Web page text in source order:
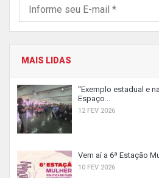
MAIS LIDAS
“Exemplo estadual e
Espaço...
12 FEV 2026
Vem aí a 6ª Estação
10 FEV 2026